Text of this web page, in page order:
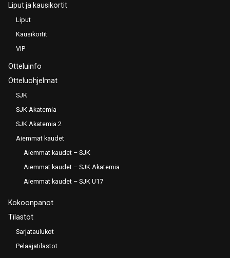
Liput ja kausikortit
Liput
Kausikortit
VIP
Otteluinfo
Otteluohjelmat
SJK
SJK Akatemia
SJK Akatemia 2
Aiemmat kaudet
Aiemmat kaudet – SJK
Aiemmat kaudet – SJK Akatemia
Aiemmat kaudet – SJK U17
Kokoonpanot
Tilastot
Sarjataulukot
Pelaajatilastot